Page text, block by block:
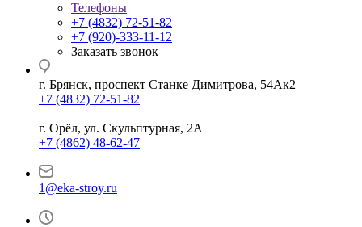
Телефоны
+7 (4832) 72-51-82
+7 (920)-333-11-12
Заказать звонок
г. Брянск, проспект Станке Димитрова, 54Ак2
+7 (4832) 72-51-82
г. Орёл, ул. Скульптурная, 2А
+7 (4862) 48-62-47
1@eka-stroy.ru